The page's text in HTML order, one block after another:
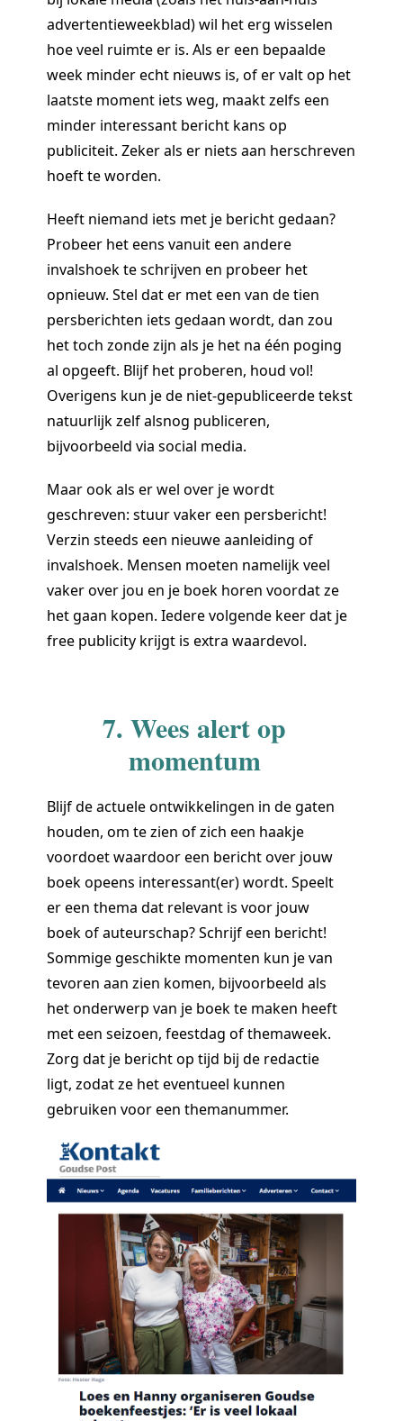
advertentieweekblad) wil het erg wisselen
hoe veel ruimte er is. Als er een bepaalde
week minder echt nieuws is, of er valt op het
laatste moment iets weg, maakt zelfs een
minder interessant bericht kans op
publiciteit. Zeker als er niets aan herschreven
hoeft te worden.
Heeft niemand iets met je bericht gedaan?
Probeer het eens vanuit een andere
invalshoek te schrijven en probeer het
opnieuw. Stel dat er met een van de tien
persberichten iets gedaan wordt, dan zou
het toch zonde zijn als je het na één poging
al opgeeft. Blijf het proberen, houd vol!
Overigens kun je de niet-gepubliceerde tekst
natuurlijk zelf alsnog publiceren,
bijvoorbeeld via social media.
Maar ook als er wel over je wordt
geschreven: stuur vaker een persbericht!
Verzin steeds een nieuwe aanleiding of
invalshoek. Mensen moeten namelijk veel
vaker over jou en je boek horen voordat ze
het gaan kopen. Iedere volgende keer dat je
free publicity krijgt is extra waardevol.
7. Wees alert op
momentum
Blijf de actuele ontwikkelingen in de gaten
houden, om te zien of zich een haakje
voordoet waardoor een bericht over jouw
boek opeens interessant(er) wordt. Speelt
er een thema dat relevant is voor jouw
boek of auteurschap? Schrijf een bericht!
Sommige geschikte momenten kun je van
tevoren aan zien komen, bijvoorbeeld als
het onderwerp van je boek te maken heeft
met een seizoen, feestdag of themaweek.
Zorg dat je bericht op tijd bij de redactie
ligt, zodat ze het eventueel kunnen
gebruiken voor een themanummer.